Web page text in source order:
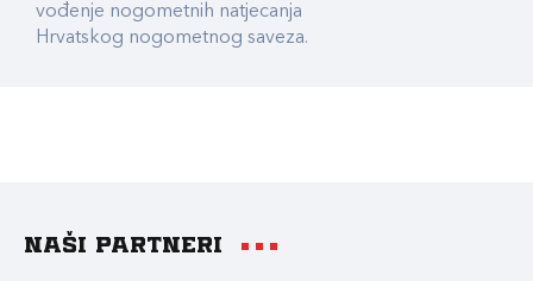
vođenje nogometnih natjecanja
Hrvatskog nogometnog saveza.
Naši partneri